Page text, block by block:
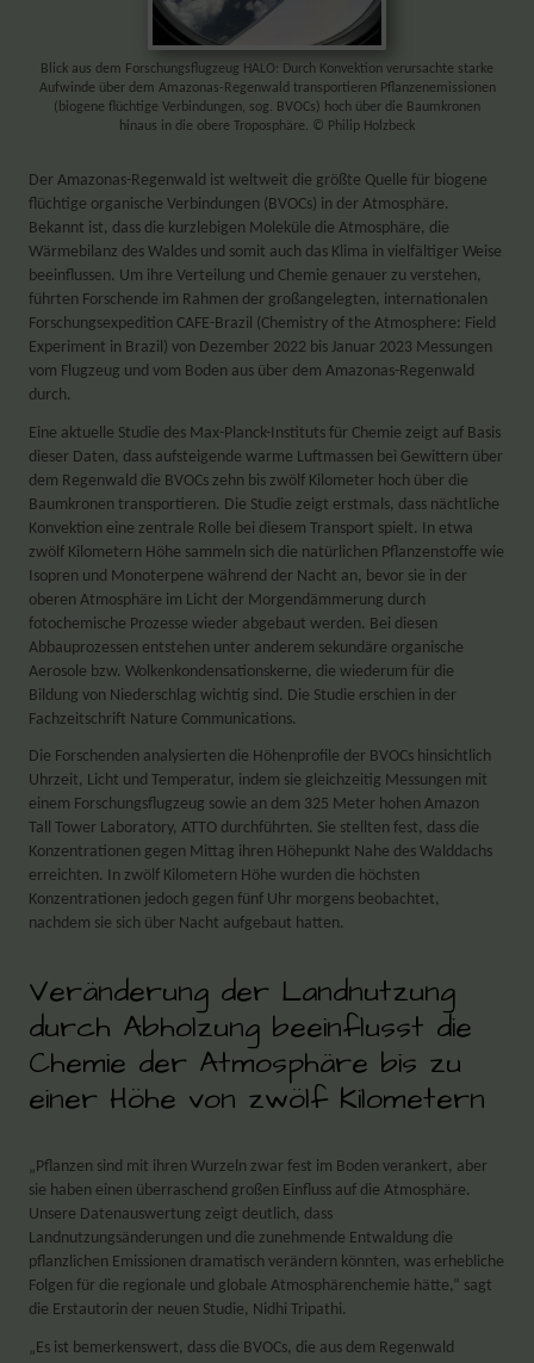
Blick aus dem Forschungsflugzeug HALO: Durch Konvektion verursachte starke
Aufwinde über dem Amazonas-Regenwald transportieren Pflanzenemissionen
(biogene flüchtige Verbindungen, sog. BVOCs) hoch über die Baumkronen
hinaus in die obere Troposphäre. © Philip Holzbeck
Der Amazonas-Regenwald ist weltweit die größte Quelle für biogene
flüchtige organische Verbindungen (BVOCs) in der Atmosphäre.
Bekannt ist, dass die kurzlebigen Moleküle die Atmosphäre, die
Wärmebilanz des Waldes und somit auch das Klima in vielfältiger Weise
beeinflussen. Um ihre Verteilung und Chemie genauer zu verstehen,
führten Forschende im Rahmen der großangelegten, internationalen
Forschungsexpedition CAFE-Brazil (Chemistry of the Atmosphere: Field
Experiment in Brazil) von Dezember 2022 bis Januar 2023 Messungen
vom Flugzeug und vom Boden aus über dem Amazonas-Regenwald
durch.
Eine aktuelle Studie des Max-Planck-Instituts für Chemie zeigt auf Basis
dieser Daten, dass aufsteigende warme Luftmassen bei Gewittern über
dem Regenwald die BVOCs zehn bis zwölf Kilometer hoch über die
Baumkronen transportieren. Die Studie zeigt erstmals, dass nächtliche
Konvektion eine zentrale Rolle bei diesem Transport spielt. In etwa
zwölf Kilometern Höhe sammeln sich die natürlichen Pflanzenstoffe wie
Isopren und Monoterpene während der Nacht an, bevor sie in der
oberen Atmosphäre im Licht der Morgendämmerung durch
fotochemische Prozesse wieder abgebaut werden. Bei diesen
Abbauprozessen entstehen unter anderem sekundäre organische
Aerosole bzw. Wolkenkondensationskerne, die wiederum für die
Bildung von Niederschlag wichtig sind. Die Studie erschien in der
Fachzeitschrift Nature Communications.
Die Forschenden analysierten die Höhenprofile der BVOCs hinsichtlich
Uhrzeit, Licht und Temperatur, indem sie gleichzeitig Messungen mit
einem Forschungsflugzeug sowie an dem 325 Meter hohen Amazon
Tall Tower Laboratory, ATTO durchführten. Sie stellten fest, dass die
Konzentrationen gegen Mittag ihren Höhepunkt Nahe des Walddachs
erreichten. In zwölf Kilometern Höhe wurden die höchsten
Konzentrationen jedoch gegen fünf Uhr morgens beobachtet,
nachdem sie sich über Nacht aufgebaut hatten.
Veränderung der Landnutzung
durch Abholzung beeinflusst die
Chemie der Atmosphäre bis zu
einer Höhe von zwölf Kilometern
„Pflanzen sind mit ihren Wurzeln zwar fest im Boden verankert, aber
sie haben einen überraschend großen Einfluss auf die Atmosphäre.
Unsere Datenauswertung zeigt deutlich, dass
Landnutzungsänderungen und die zunehmende Entwaldung die
pflanzlichen Emissionen dramatisch verändern könnten, was erhebliche
Folgen für die regionale und globale Atmosphärenchemie hätte,“ sagt
die Erstautorin der neuen Studie, Nidhi Tripathi.
„Es ist bemerkenswert, dass die BVOCs, die aus dem Regenwald